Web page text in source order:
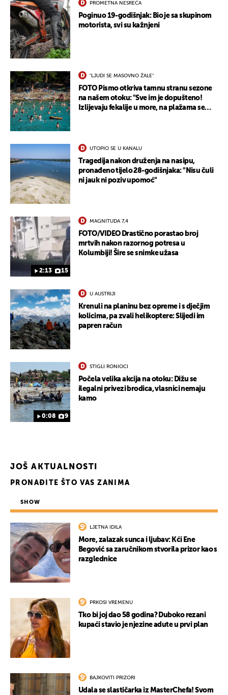
PROMETNA NESREĆA
Poginuo 19-godišnjak: Bio je sa skupinom
motorista, svi su kažnjeni
"LJUDI SE MASOVNO ŽALE"
FOTO Pismo otkriva tamnu stranu sezone
na našem otoku: "Sve im je dopušteno!
Izlijevaju fekalije u more, na plažama se
UTOPIO SE U KANALU
Tragedija nakon druženja na nasipu,
pronađeno tijelo 28-godišnjaka: "Nisu čuli
ni jauk ni poziv upomoć"
2:13 15
MAGNITUDA 7,4
FOTO/VIDEO Drastično porastao broj
mrtvih nakon razornog potresa u
Kolumbiji! Šire se snimke užasa
U AUSTRIJI
Krenuli na planinu bez opreme i s dječjim
kolicima, pa zvali helikoptere: Slijedi im
papren račun
0:08 9
STIGLI RONIOCI
Počela velika akcija na otoku: Dižu se
ilegalni privezi brodica, vlasnici nemaju
kamo
JOŠ AKTUALNOSTI
PRONAĐITE ŠTO VAS ZANIMA
SHOW
LJETNA IDILA
More, zalazak sunca i ljubav: Kći Ene
Begović sa zaručnikom stvorila prizor kao s
razglednice
PRKOSI VREMENU
Tko bi joj dao 58 godina? Duboko rezani
kupaći stavio je njezine adute u prvi plan
BAJKOVITI PRIZORI
Udala se slastičarka iz MasterChefa! Svom